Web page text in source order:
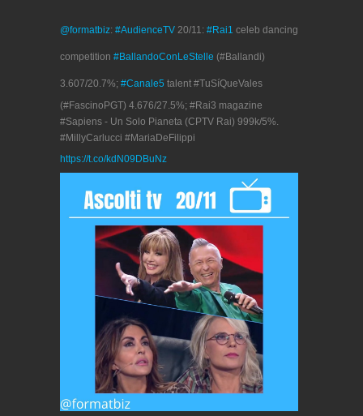
@formatbiz: #AudienceTV 20/11: #Rai1 celeb dancing
competition #BallandoConLeStelle (#Ballandi)
3.607/20.7%; #Canale5 talent #TuSíQueVales
(#FascinoPGT) 4.676/27.5%; #Rai3 magazine
#Sapiens - Un Solo Pianeta (CPTV Rai) 999k/5%.
#MillyCarlucci #MariaDeFilippi
https://t.co/kdN09DBuNz